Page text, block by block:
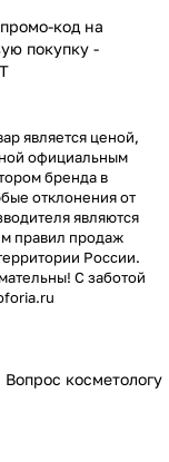
код на
покупку -
является ценой,
официальным
бренда в
отклонения от
являются
правил продаж
России.
С заботой
Вопрос косметологу